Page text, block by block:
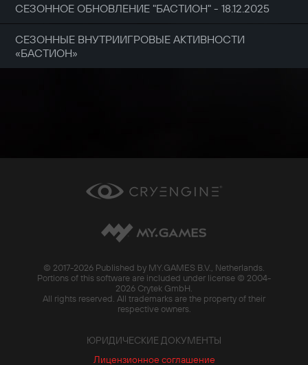
СЕЗОННОЕ ОБНОВЛЕНИЕ "БАСТИОН" - 18.12.2025
СЕЗОННЫЕ ВНУТРИИГРОВЫЕ АКТИВНОСТИ
«БАСТИОН»
© 2017-2026 Published by MY.GAMES B.V., Netherlands.
Portions of this software are included under license © 2004-
2026 Crytek GmbH.
All rights reserved. All trademarks are the property of their
respective owners.
ЮРИДИЧЕСКИЕ ДОКУМЕНТЫ
Лицензионное соглашение